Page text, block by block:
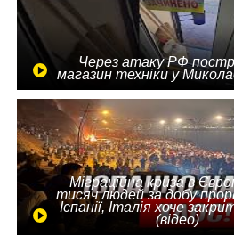
Через атаку РФ
магазин техніки у
Міграційна криза в
тисяч людей за добу
Іспанії, Італія хоче
(відео)